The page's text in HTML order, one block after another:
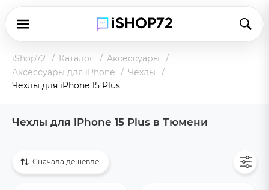
iShop72 Каталог
Аксессуары
Аксессуары для iPhone
Чехлы
Чехлы для iPhone 15 Plus
Чехлы для iPhone 15 Plus в Тюмени
Сначала дешевле